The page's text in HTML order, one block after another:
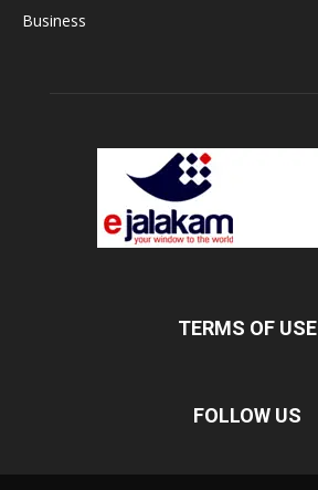
Business
TERMS OF USE
FOLLOW US